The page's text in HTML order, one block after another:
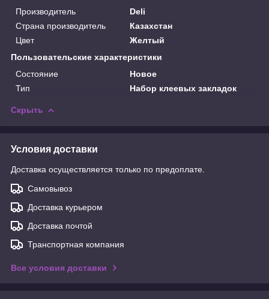
Производитель
Deli
Страна производитель
Казахстан
Цвет
Желтый
Пользовательские характеристики
Состояние
Новое
Тип
Набор клеевых закладок
Скрыть
Условия доставки
Доставка осуществляется только по предоплате.
Самовывоз
Доставка курьером
Доставка почтой
Транспортная компания
Все условия доставки